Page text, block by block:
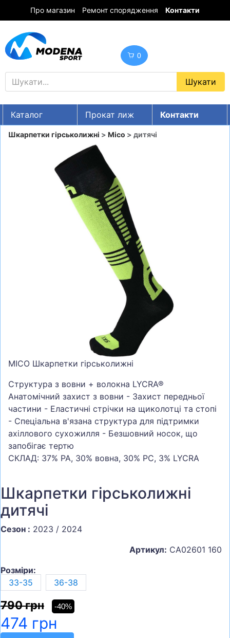
Про магазин Ремонт спорядження Контакти
0
Каталог Прокат лиж
Контакти
UA RU EN
ГІРСЬКІ ЛИЖІ
СНОУБОРДИ
ШОЛОМИ, ЗАХИСТ, ОКУЛЯРИ
ВОДНІ ВИДИ СПОРТУ
ТУРИЗМ
Шкарпетки гірськолижні > Mico > дитячі
MICO Шкарпетки гірськолижні
Структура з вовни + волокна LYCRA®
Анатомічний захист з вовни - Захист передньої
частини - Еластичні стрічки на щиколотці та стопі
- Спеціальна в'язана структура для підтримки
ахіллового сухожилля - Безшовний носок, що
запобігає тертю
СКЛАД: 37% PA, 30% вовна, 30% PC, 3% LYCRA
Шкарпетки гірськолижні
дитячі
Сезон : 2023 / 2024
Артикул: CA02601 160
Розміри:
33-35
36-38
790 грн -40%
474 грн